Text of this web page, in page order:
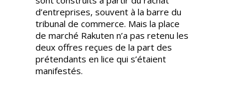
d’entreprises, souvent à la barre du
tribunal de commerce. Mais la place
de marché Rakuten n’a pas retenu les
deux offres reçues de la part des
prétendants en lice qui s’étaient
manifestés.